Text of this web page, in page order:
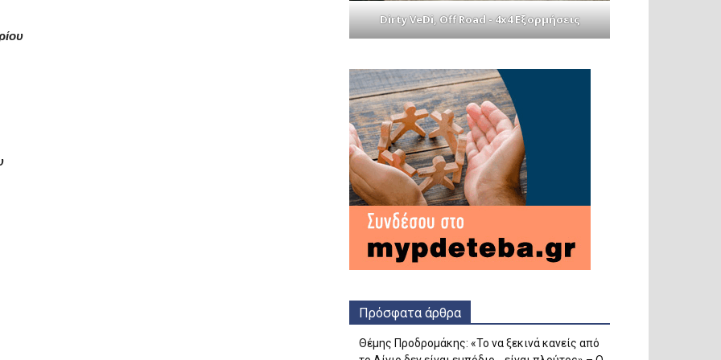
Dirty VeDi, Off Road - 4x4 Εξορμήσεις
Πρόσφατα άρθρα
Θέμης Προδρομάκης: «Το να ξεκινά κανείς από